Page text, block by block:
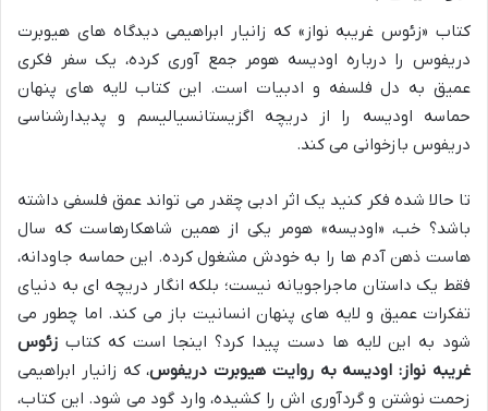
کتاب «زئوس غریبه نواز» که زانیار ابراهیمی دیدگاه های هیوبرت
دریفوس را درباره اودیسه هومر جمع آوری کرده، یک سفر فکری
عمیق به دل فلسفه و ادبیات است. این کتاب لایه های پنهان
حماسه اودیسه را از دریچه اگزیستانسیالیسم و پدیدارشناسی
دریفوس بازخوانی می کند.
تا حالا شده فکر کنید یک اثر ادبی چقدر می تواند عمق فلسفی داشته
باشد؟ خب، «اودیسه» هومر یکی از همین شاهکارهاست که سال
هاست ذهن آدم ها را به خودش مشغول کرده. این حماسه جاودانه،
فقط یک داستان ماجراجویانه نیست؛ بلکه انگار دریچه ای به دنیای
تفکرات عمیق و لایه های پنهان انسانیت باز می کند. اما چطور می
شود به این لایه ها دست پیدا کرد؟ اینجا است که کتاب زئوس
غریبه نواز: اودیسه به روایت هیوبرت دریفوس، که زانیار ابراهیمی
زحمت نوشتن و گردآوری اش را کشیده، وارد گود می شود. این کتاب،